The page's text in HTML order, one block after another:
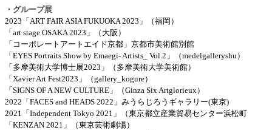
・グループ展
2023 「 ART FAIR ASIA FUKUOKA 2023 」（福岡）
「 art stage OSAKA 2023 」（大阪）
「コーポレートアートエイド京都」京都市美術館別館
「 EYES Portraits Show by Emaegi- Artists_ Vol.2 」（medelgalleryshu ）
「多摩美術大学博士展2023 」（多摩美術大学美術館）
「 Xavier Art Fest2023 」（gallery_kogure）
「 SIGNS OF A NEW CULTURE 」（Ginza Six Artglorieux ）
2022 「 FACES and HEADS 2022 」みうらじろうギャラリー(東京)
2021
「 Independent Tokyo 2021 」（東京都立産業貿易センター浜松町
「 KENZAN 2021 」（東京芸術劇場）